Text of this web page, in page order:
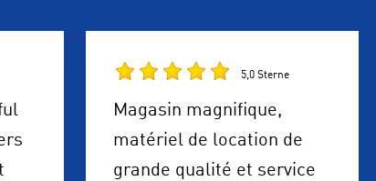
5,0 Sterne
Magasin magnifique,
matériel de location de
grande qualité et service